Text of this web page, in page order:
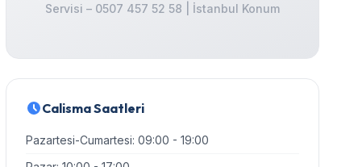
Servisi – 0507 457 52 58 | İstanbul Konum
Calisma Saatleri
Pazartesi-Cumartesi: 09:00 - 19:00